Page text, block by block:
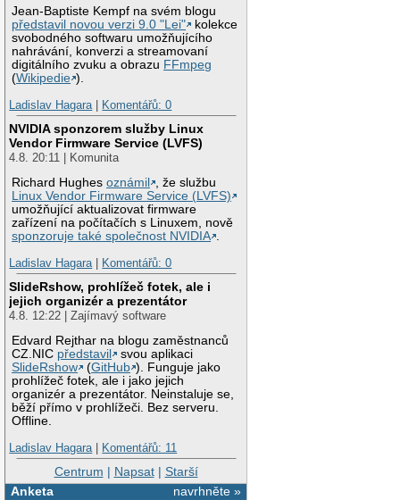
Jean-Baptiste Kempf na svém blogu
představil novou verzi 9.0 "Lei"
kolekce
svobodného softwaru umožňujícího
nahrávání, konverzi a streamovaní
digitálního zvuku a obrazu FFmpeg
(Wikipedie ).
Ladislav Hagara| Komentářů: 0
NVIDIA sponzorem služby Linux
Vendor Firmware Service (LVFS)
4.8. 20:11 | Komunita
Richard Hughesoznámil
, že službu
Linux Vendor Firmware Service (LVFS)
umožňující aktualizovat firmware
zařízení na počítačích s Linuxem, nově
sponzoruje také společnost NVIDIA .
Ladislav Hagara| Komentářů: 0
SlideRshow, prohlížeč fotek, ale i
jejich organizér a prezentátor
4.8. 12:22 | Zajímavý software
Edvard Rejthar na blogu zaměstnanců
CZ.NIC představil
svou aplikaci
SlideRshow
(GitHub ). Funguje jako
prohlížeč fotek, ale i jako jejich
organizér a prezentátor. Neinstaluje se,
běží přímo v prohlížeči. Bez serveru.
Offline.
Ladislav Hagara| Komentářů: 11
Centrum | Napsat| Starší
navrhněte »
Anketa